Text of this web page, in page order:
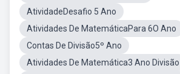
AtividadeDesafio 5 Ano
Atividades De MatemáticaPara 6O Ano
Contas De Divisão5º Ano
Atividades De Matemática3 Ano Divisão